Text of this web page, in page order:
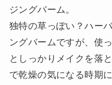
ジングバーム。
独特の草っぽい？ハー
ングバームですが、使
としっかりメイクを落
で乾燥の気になる時期